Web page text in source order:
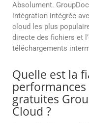
Absolument.
intégration intégrée
cloud les plus
directe des fichiers et
téléchargements
Quelle est la
gratuites
Cloud ?